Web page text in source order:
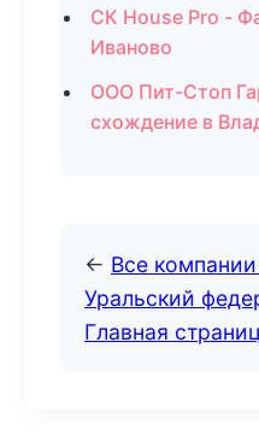
СК House Pro -
Иваново
ООО Пит-Стоп
схождение в
← Все
Уральский
Главная